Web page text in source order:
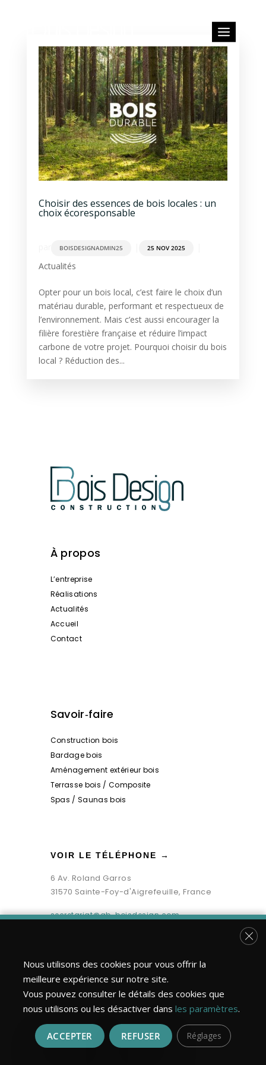
Choisir des essences de bois locales : un
choix écoresponsable
BOISDESIGNADMIN25 25 NOV 2025
Actualités
Opter pour un bois local, c’est faire le choix d’un
matériau durable, performant et respectueux de
l’environnement. Mais c’est aussi encourager la
filière forestière française et réduire l’impact
carbone de votre projet. Pourquoi choisir du bois
local ? Réduction des...
À propos
L’entreprise
Réalisations
Actualités
Accueil
Contact
Savoir‑faire
Construction bois
Bardage bois
Aménagement extérieur bois
Terrasse bois / Composite
Spas / Saunas bois
VOIR LE TÉLÉPHONE →
6 Av. Roland Garros
31570 Sainte-Foy-d'Aigrefeuille, France
secretariat@gb-boisdesign.com
Bois Design Construction ©2026 | Tous droits réservés.
Nous utilisons des cookies pour vous offrir la
meilleure expérience sur notre site.
Vous pouvez consulter le détails des cookies que
nous utilisons ou les désactiver dans les paramètres.
ACCEPTER REFUSER Réglages